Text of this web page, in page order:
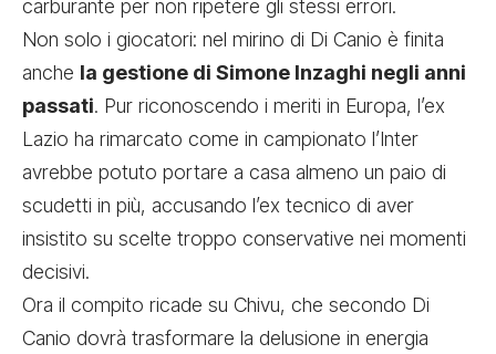
carburante per non ripetere gli stessi errori.
Non solo i giocatori: nel mirino di Di Canio è finita
anche la gestione di Simone Inzaghi negli anni
passati. Pur riconoscendo i meriti in Europa, l’ex
Lazio ha rimarcato come in campionato l’Inter
avrebbe potuto portare a casa almeno un paio di
scudetti in più, accusando l’ex tecnico di aver
insistito su scelte troppo conservative nei momenti
decisivi.
Ora il compito ricade su Chivu, che secondo Di
Canio dovrà trasformare la delusione in energia